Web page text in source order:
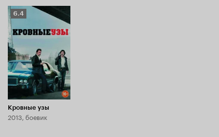
Рейтинг
6.4
6.4
Кровные узы
2013, боевик